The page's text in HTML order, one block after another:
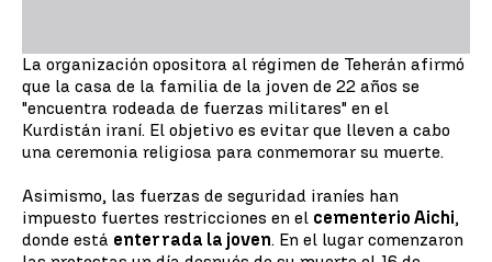
La organización opositora al régimen de Teherán afirmó
que la casa de la familia de la joven de 22 años se
"encuentra rodeada de fuerzas militares" en el
Kurdistán iraní. El objetivo es evitar que lleven a cabo
una ceremonia religiosa para conmemorar su muerte.
Asimismo, las fuerzas de seguridad iraníes han
impuesto fuertes restricciones en el cementerio Aichi,
donde está enterrada la joven. En el lugar comenzaron